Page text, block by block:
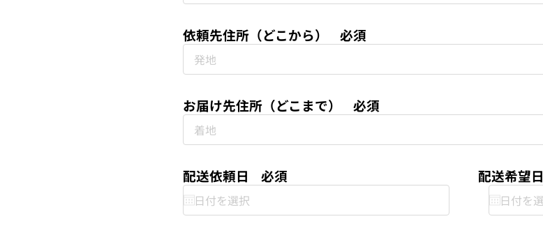
依頼先住所（どこから） 必須
お届け先住所（どこまで） 必須
配送依頼日 必須 配送希望日